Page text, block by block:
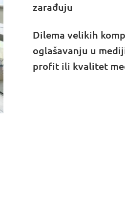
zarađuju
Dilema velikih
oglašavanju u
profit ili kvalitet